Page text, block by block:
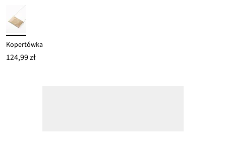
Kopertówka
124,99 zł